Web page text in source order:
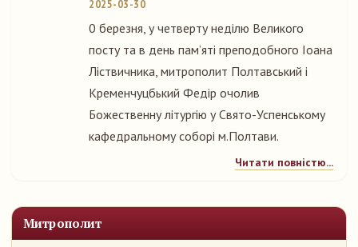
Митрополит
2025-03-30
0 березня, у четверту неділю Великого
посту та в день пам’яті преподобного Іоана
Ліствичника, митрополит Полтавський і
Кременчуцбький Федір очолив
Божественну літургію у Свято-Успенському
кафедральному соборі м.Полтави.
Читати повністю...